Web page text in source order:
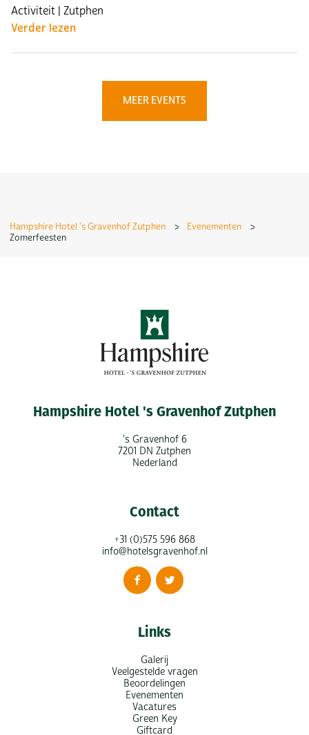
Activiteit | Zutphen
Verder lezen
MEER EVENTS
Hampshire Hotel 's Gravenhof Zutphen > Evenementen
>
Zomerfeesten
Hampshire Hotel 's Gravenhof Zutphen
's Gravenhof 6
7201 DN Zutphen
Nederland
Contact
+31 (0)575 596 868
info@hotelsgravenhof.nl
Links
Galerij
Veelgestelde vragen
Beoordelingen
Evenementen
Vacatures
Green Key
Giftcard